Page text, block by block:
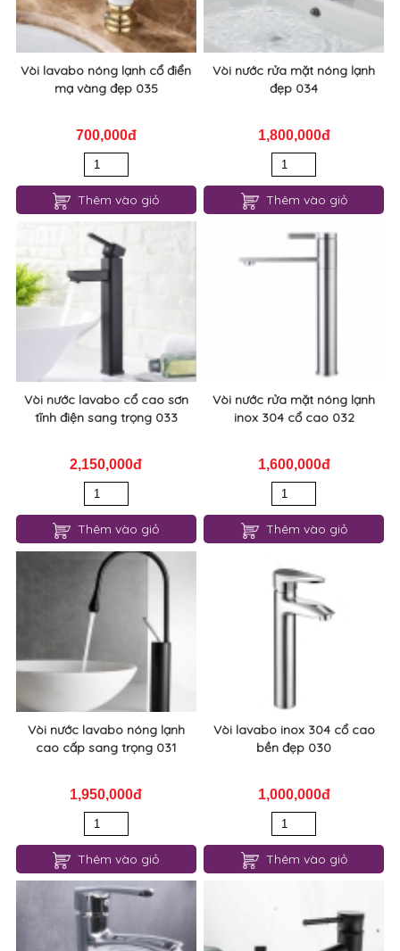
Vòi lavabo nóng lạnh cổ điển
mạ vàng đẹp 035
700,000đ
Thêm vào giỏ
Vòi nước rửa mặt nóng lạnh
đẹp 034
1,800,000đ
Thêm vào giỏ
Vòi nước lavabo cổ cao sơn
tĩnh điện sang trọng 033
2,150,000đ
Thêm vào giỏ
Vòi nước rửa mặt nóng lạnh
inox 304 cổ cao 032
1,600,000đ
Thêm vào giỏ
Vòi nước lavabo nóng lạnh
cao cấp sang trọng 031
1,950,000đ
Thêm vào giỏ
Vòi lavabo inox 304 cổ cao
bền đẹp 030
1,000,000đ
Thêm vào giỏ